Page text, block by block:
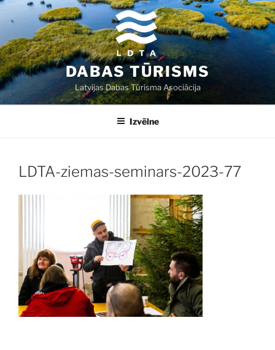
Doties
saturu
DABAS TŪRISMS
Latvijas Dabas Tūrisma Asociācija
Izvēlne
LDTA-ziemas-seminars-2023-77